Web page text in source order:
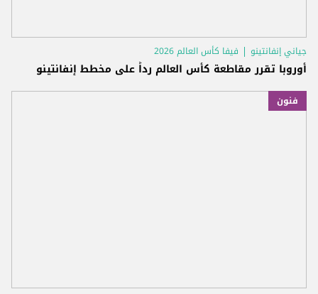
جياني إنفانتينو فيفا كأس العالم 2026
أوروبا تقرر مقاطعة كأس العالم رداً على مخطط إنفانتينو
فنون